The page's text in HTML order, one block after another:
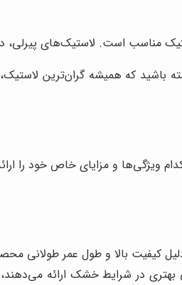
مناسب است. لاستیک‌های
باشید که همیشه گران‌ترین
ویژگی‌ها و مزایای خاص خود را
کیفیت بالا و طول عمر طولانی
بهتری در شرایط خشک ارائه